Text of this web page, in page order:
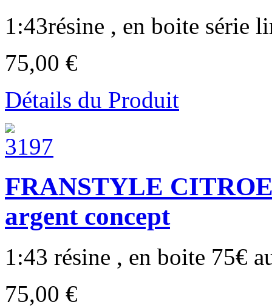
1:43résine , en boite série
75,00 €
Détails du Produit
FRANSTYLE
argent concept
1:43 résine , en boite 75€
75,00 €